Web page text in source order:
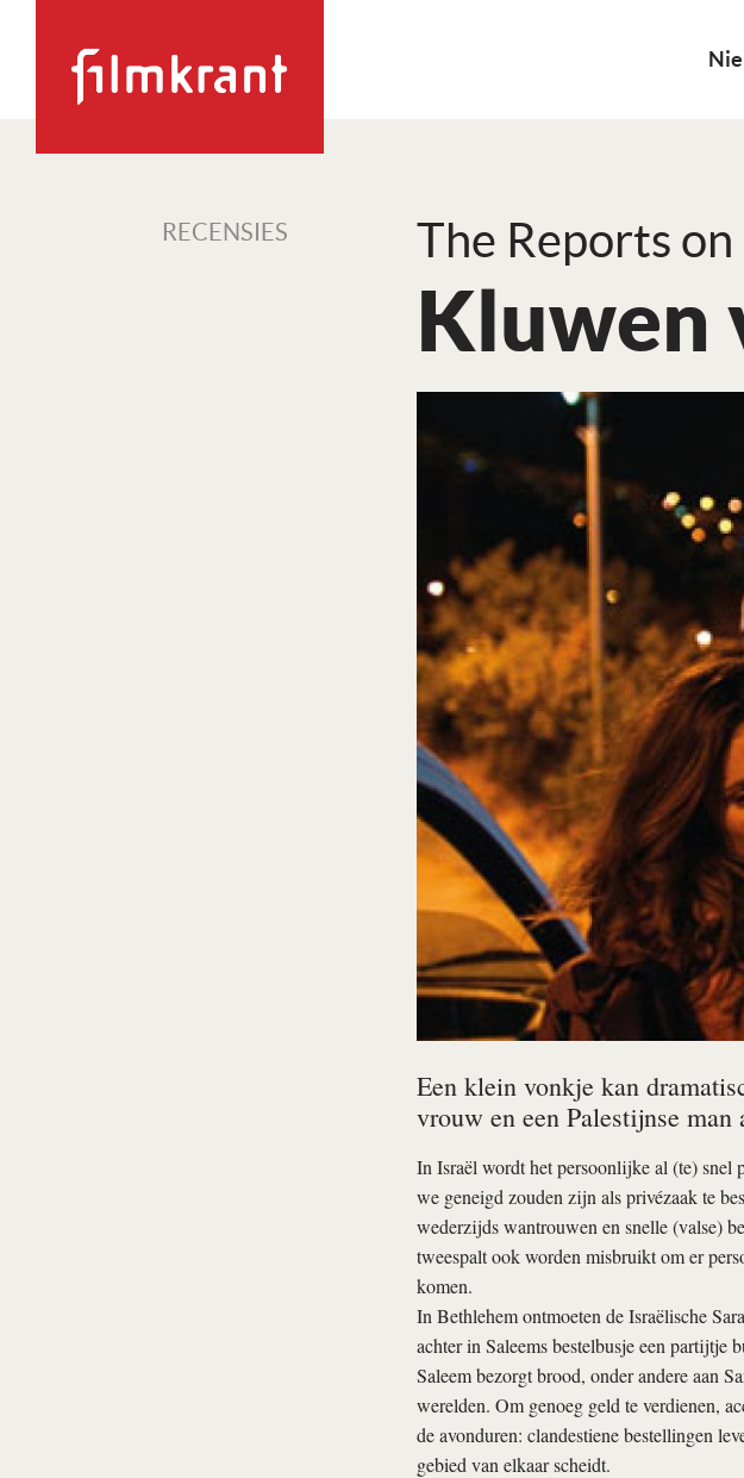
RECENSIES The Reports on
Kluwen
Een klein vonkje kan
vrouw en een Palestijnse
In Israël wordt het persoonlijke al (te) snel
we geneigd zouden zijn als privézaak te
wederzijds wantrouwen en snelle (valse)
tweespalt ook worden misbruikt om er
komen.
In Bethlehem ontmoeten de Israëlische
achter in Saleems bestelbusje een partijtje
Saleem bezorgt brood, onder andere aan
werelden. Om genoeg geld te verdienen,
de avonduren: clandestiene bestellingen
gebied van elkaar scheidt.